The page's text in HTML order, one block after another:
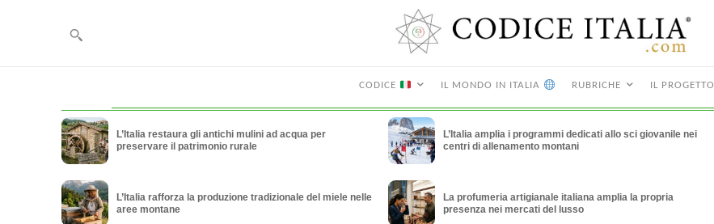
CODICE IL MONDO IN ITALIA RUBRICHE IL PROGETTO
L’Italia restaura gli antichi mulini ad acqua per
preservare il patrimonio rurale
L’Italia amplia i programmi dedicati allo sci giovanile nei
centri di allenamento montani
L’Italia rafforza la produzione tradizionale del miele nelle
aree montane
La profumeria artigianale italiana amplia la propria
presenza nei mercati del lusso